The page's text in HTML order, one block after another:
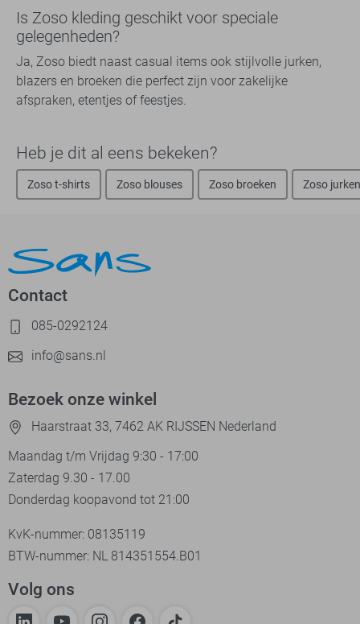
Is Zoso kleding geschikt voor speciale
gelegenheden?
Ja, Zoso biedt naast casual items ook stijlvolle jurken,
blazers en broeken die perfect zijn voor zakelijke
afspraken, etentjes of feestjes.
Heb je dit al eens bekeken?
Zoso t-shirts Zoso blouses Zoso broeken Zoso jurken
Contact
085-0292124
info@sans.nl
Bezoek onze winkel
Haarstraat 33, 7462 AK RIJSSEN Nederland
Maandag t/m Vrijdag 9:30 - 17:00
Zaterdag 9.30 - 17.00
Donderdag koopavond tot 21:00
KvK-nummer: 08135119
BTW-nummer: NL 814351554.B01
Volg ons